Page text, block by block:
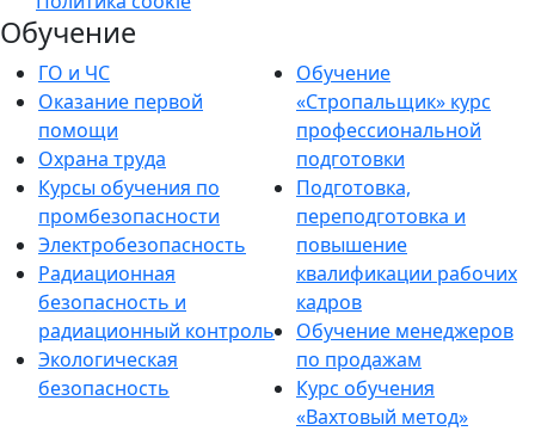
Обучение
ГО и ЧС
Оказание первой
помощи
Охрана труда
Курсы обучения по
промбезопасности
Электробезопасность
Радиационная
безопасность и
радиационный контроль
Экологическая
безопасность
Обучение
«Стропальщик» курс
профессиональной
подготовки
Подготовка,
переподготовка и
повышение
квалификации рабочих
кадров
Обучение менеджеров
по продажам
Курс обучения
«Вахтовый метод»